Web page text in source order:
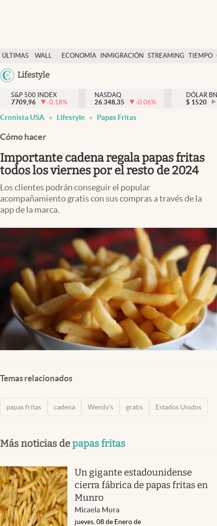
ÚLTIMAS
NOTICIAS
WALL
Y
DÓLAR
ECONOMÍA INMIGRACIÓN STREAMING TIEMPO
México
Lifestyle
Finanzas y economía
Wall Street y dólar
Inmigración
Espiritual
Streaming
PC y mobile
S&P 500 INDEX
7709,96
-0.18%
NASDAQ
26.348,35
-0.06%
DÓLAR
$ 1520
Cronista USA Lifestyle Papas Fritas
Cómo hacer
Importante cadena regala papas fritas
todos los viernes por el resto de 2024
Los clientes podrán conseguir el popular
acompañamiento gratis con sus compras a través de la
app de la marca.
Temas relacionados
papas fritas cadena Wendy's gratis Estados Unidos
Más noticias depapas fritas
Un gigante estadounidense
cierra fábrica de papas fritas en
Munro
Micaela Mura
jueves, 08 de Enero de